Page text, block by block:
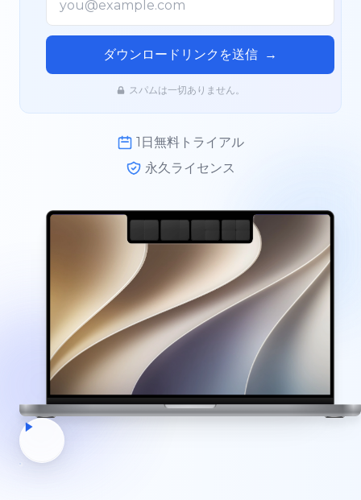
ダウンロードリンクを送信 →
スパムは一切ありません。
1日無料トライアル
永久ライセンス